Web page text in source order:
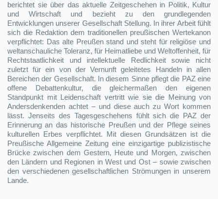
berichtet sie über das aktuelle Zeitgeschehen in Politik, Kultur
und Wirtschaft und bezieht zu den grundlegenden
Entwicklungen unserer Gesellschaft Stellung. In ihrer Arbeit fühlt
sich die Redaktion dem traditionellen preußischen Wertekanon
verpflichtet: Das alte Preußen stand und steht für religiöse und
weltanschauliche Toleranz, für Heimatliebe und Weltoffenheit, für
Rechtstaatlichkeit und intellektuelle Redlichkeit sowie nicht
zuletzt für ein von der Vernunft geleitetes Handeln in allen
Bereichen der Gesellschaft. In diesem Sinne pflegt die PAZ eine
offene Debattenkultur, die gleichermaßen den eigenen
Standpunkt mit Leidenschaft vertritt wie sie die Meinung von
Andersdenkenden achtet – und diese auch zu Wort kommen
lässt. Jenseits des Tagesgeschehens fühlt sich die PAZ der
Erinnerung an das historische Preußen und der Pflege seines
kulturellen Erbes verpflichtet. Mit diesen Grundsätzen ist die
Preußische Allgemeine Zeitung eine einzigartige publizistische
Brücke zwischen dem Gestern, Heute und Morgen, zwischen
den Ländern und Regionen in West und Ost – sowie zwischen
den verschiedenen gesellschaftlichen Strömungen in unserem
Lande.